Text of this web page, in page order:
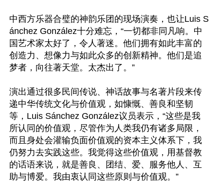
中西方乐器合璧的神韵乐团的现场演奏，也让Luis S
ánchez González十分难忘，“一切都非同凡响。中
国艺术家太好了，令人著迷。他们拥有如此丰富的
创造力、想像力与如此众多的创新精神。他们是追
梦者，向往著天堂。太杰出了。”
演出通过很多民间传说、神话故事与名著片段来传
递中华传统文化与价值观，如慷慨、善良和坚韧
等，Luis Sánchez González议员表示，“这些是我
所认同的价值观，尽管作为人类我仍有诸多局限，
而且身处会灌输负面价值观的资本主义体系下，我
仍努力去实践这些。我觉得这些价值观，用基督教
的话语来说，就是善良、团结、爱、服务他人、互
助与博爱。我由衷认同这些原则与价值观。”